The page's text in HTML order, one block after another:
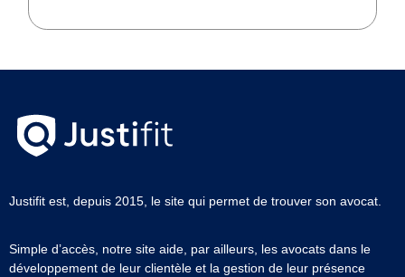
Justifit est, depuis 2015, le site qui permet de trouver son avocat.
Simple d’accès, notre site aide, par ailleurs, les avocats dans le
développement de leur clientèle et la gestion de leur présence